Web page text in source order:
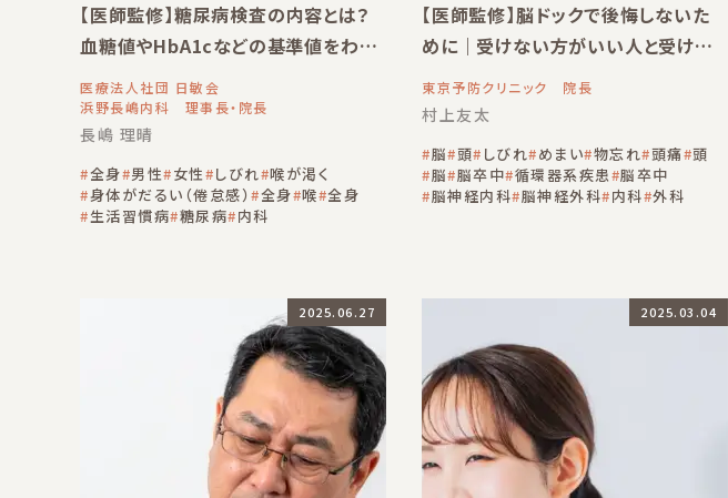
【医師監修】糖尿病検査の内容とは？
血糖値やHbA1cなどの基準値をわか
りやすく解説
医療法人社団 日敏会
浜野長嶋内科 理事長・院長
長嶋 理晴
全身 男性 女性 しびれ 喉が渇く
身体がだるい（倦怠感）
全身 喉 全身
生活習慣病 糖尿病 内科
【医師監修】脳ドックで後悔しないた
めに｜受けない方がいい人と受けた
方がいい人
東京予防クリニック 院長
村上友太
脳 頭 しびれ めまい 物忘れ 頭痛 頭
脳 脳卒中 循環器系疾患 脳卒中
脳神経内科 脳神経外科 内科 外科
2025.06.27 2025.03.04